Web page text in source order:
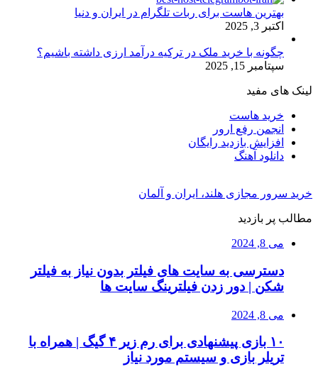
بهترین هاست برای ربات تلگرام در ایران و دنیا
اکتبر 3, 2025
چگونه با خرید ملک در ترکیه درآمد ارزی داشته باشیم؟
سپتامبر 15, 2025
لینک های مفید
خرید هاست
انجمن رفع ارور
افزایش بازدید رایگان
دانلود آهنگ
خرید سرور مجازی هلند، ایران و آلمان
مطالب پر بازدید
می 8, 2024
دسترسی به سایت های فیلتر بدون نیاز به فیلتر
شکن | دور زدن فیلترینگ سایت ها
می 8, 2024
۱۰ بازی پیشنهادی برای رم زیر ۴ گیگ | همراه با
تریلر بازی و سیستم مورد نیاز